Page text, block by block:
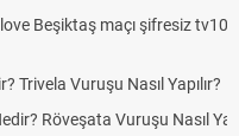
tv100 izle, Hradec Kralove
Yapılır?